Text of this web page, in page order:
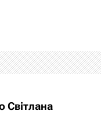
Світлана